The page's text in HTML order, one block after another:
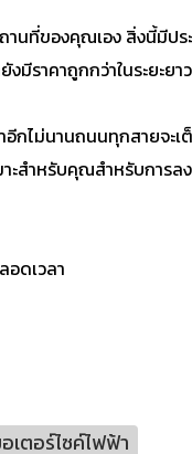
นที่ของคุณเอง สิ่งนี้มีปร
ราคาถูกกว่าในระยะยา
อีกไม่นานถนนทุกสายจะ
ะสำหรับคุณสำหรับการล
ดเวลา
เตอร์ไซค์ไฟฟ้า